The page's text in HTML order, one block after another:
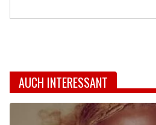
AUCH INTERESSANT